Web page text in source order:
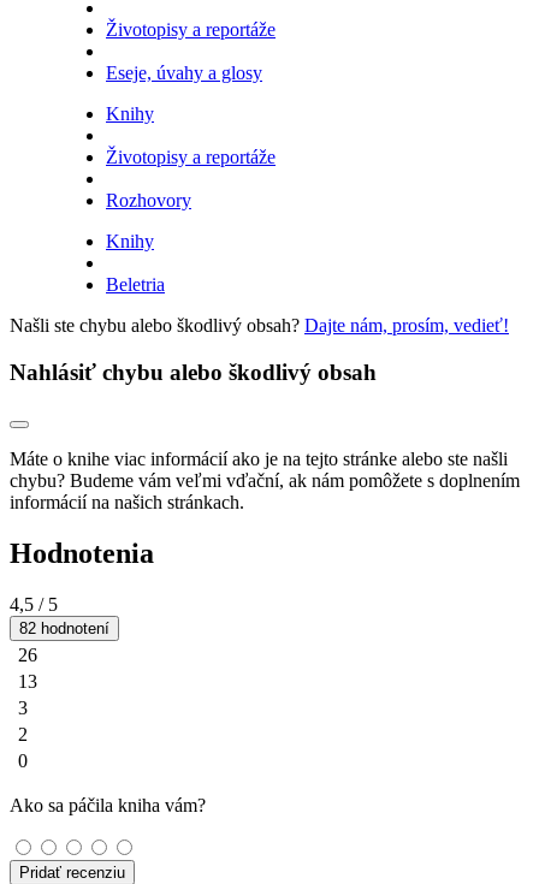
Životopisy a reportáže
Eseje, úvahy a glosy
Knihy
Životopisy a reportáže
Rozhovory
Knihy
Beletria
Našli ste chybu alebo škodlivý obsah? Dajte nám, prosím, vedieť!
Nahlásiť chybu alebo škodlivý obsah
Máte o knihe viac informácií ako je na tejto stránke alebo ste našli
chybu? Budeme vám veľmi vďační, ak nám pomôžete s doplnením
informácií na našich stránkach.
Hodnotenia
4,5 / 5
82 hodnotení
26
13
3
2
0
Ako sa páčila kniha vám?
Pridať recenziu